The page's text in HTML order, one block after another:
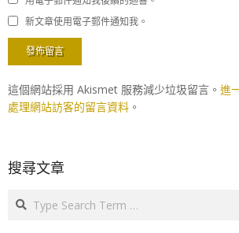
新文章使用電子郵件通知我。
這個網站採用 Akismet 服務減少垃圾留言。 進
處理網站訪客的留言資料 。
搜尋文章
Search